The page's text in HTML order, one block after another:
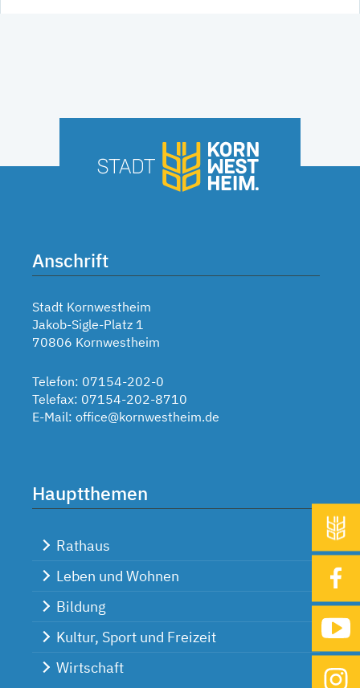
Anschrift
Stadt Kornwestheim
Jakob-Sigle-Platz 1
70806 Kornwestheim
Telefon: 07154-202-0
Telefax: 07154-202-8710
E-Mail: office@kornwestheim.de
Hauptthemen
Rathaus
Leben und Wohnen
Bildung
Kultur, Sport und Freizeit
Wirtschaft